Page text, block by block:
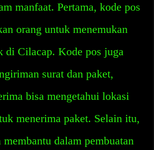
manfaat. Pertama, kode pos
orang untuk menemukan
di Cilacap. Kode pos juga
surat dan paket,
bisa mengetahui lokasi
menerima paket. Selain itu,
dalam pembuatan